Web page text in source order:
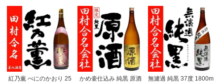
紅乃薫 べにのかおり 25
かめ壷仕込み 純黒 原酒
無濾過 純黒 37度 1800m